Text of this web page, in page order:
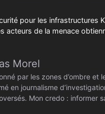
pour les infrastructures
acteurs de la menace
Morel
par les zones d’ombre et
en journalisme
Mon credo : informer